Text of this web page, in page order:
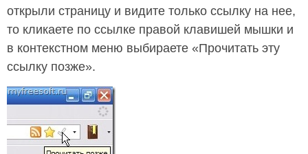
открыли страницу и видите только ссылку на нее,
то кликаете по ссылке правой клавишей мышки и
в контекстном меню выбираете «Прочитать эту
ссылку позже».